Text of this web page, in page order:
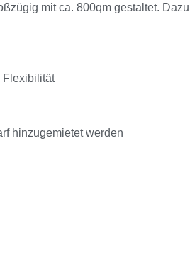
mit ca. 800qm gestaltet.
Flexibilität
hinzugemietet werden